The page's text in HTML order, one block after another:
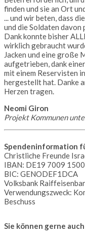
finden und sie an Ort
... und wir beten, dass
und die Soldaten
Dank konnte bisher
wirklich gebraucht
Jacken und eine große
aufgetrieben, dank
mit einem Reservisten
hergestellt hat. Danke
Herzen tragen.
Neomi Giron
Projekt Kommunen
Spendeninformation
Christliche Freunde
IBAN: DE19 7009
BIC: GENODEF1DCA
Volksbank
Verwendungszweck:
Beschuss
Sie können gerne